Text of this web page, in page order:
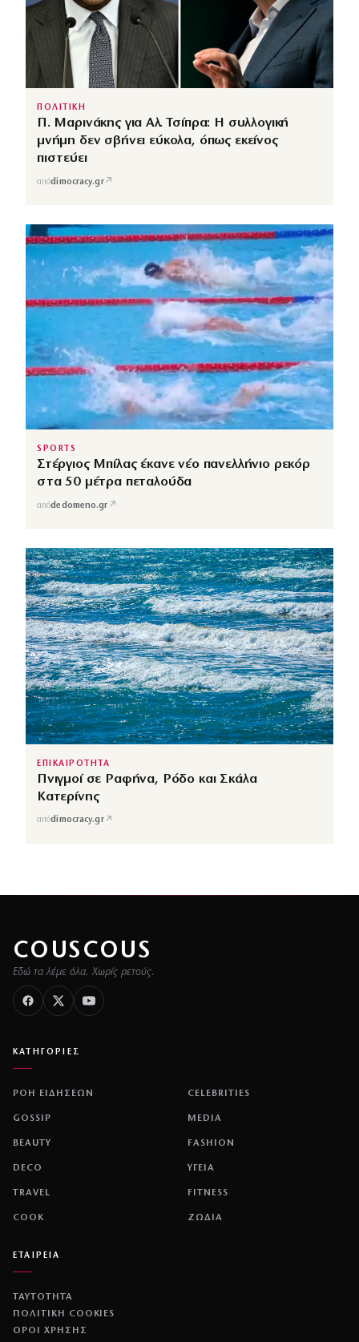
ΠΟΛΙΤΙΚΗ
Π. Μαρινάκης για Αλ. Τσίπρα: Η συλλογική
μνήμη δεν σβήνει εύκολα, όπως εκείνος
πιστεύει
απόdimocracy.gr↗
SPORTS
Στέργιος Μπίλας έκανε νέο πανελλήνιο ρεκόρ
στα 50 μέτρα πεταλούδα
απόdedomeno.gr ↗
ΕΠΙΚΑΙΡΟΤΗΤΑ
Πνιγμοί σε Ραφήνα, Ρόδο και Σκάλα
Κατερίνης
απόdimocracy.gr↗
COUSCOUS
Εδώ τα λέμε όλα. Χωρίς ρετούς.
ΚΑΤΗΓΟΡΙΕΣ
ΡΟΗ ΕΙΔΗΣΕΩΝ CELEBRITIES
GOSSIP MEDIA
BEAUTY FASHION
DECO ΥΓΕΙΑ
TRAVEL FITNESS
COOK ΖΩΔΙΑ
ΕΤΑΙΡΕΙΑ
ΤΑΥΤΟΤΗΤΑ
ΠΟΛΙΤΙΚΉ COOKIES
ΌΡΟΙ ΧΡΉΣΗΣ